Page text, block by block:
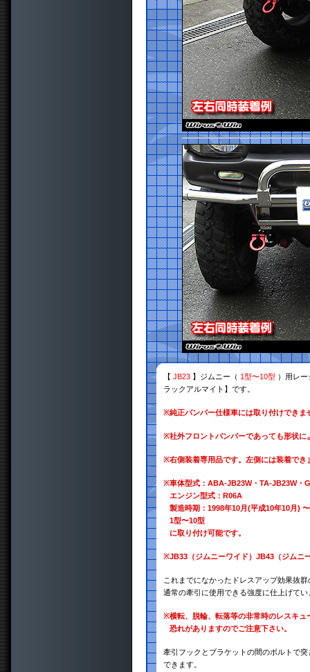
【 JB23 】ジムニー（ 1型〜10型 ）用レ
ラックアルマイト】です。
※純正バンパー仕様車には取り付けできま
※社外フロントバンパーであっても形状
※右側装着専用品です。左側には装着でき
※車体型式：ABA-JB23W・TA-JB23W・
エンジン型式：R06A
製造時期：1998年10月(平成10年10月)
1型〜10型
に取り付け可能です。
※JB33（ジムニーワイド）JB43（ジムニ
これまでになかったドレスアップ効果抜
通常の牽引に使用できる強度に仕上げてい
※横転、脱輪、転落等の非常時のレスキ
恐れがありますのでご注意下さい。
牽引フックとブラケットの間のボルトで
できます。